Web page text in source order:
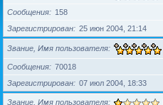
Сообщения
158
Зарегистрирован
25 июн 2004, 21:14
Звание, Имя пользователя
Сообщения
70018
Зарегистрирован
07 июл 2004, 18:33
Звание, Имя пользователя